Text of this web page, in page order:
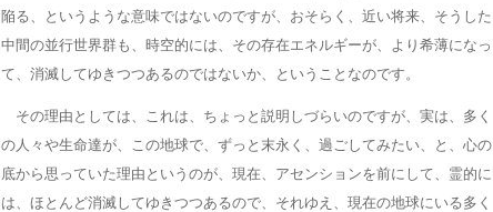
陥る、というような意味ではないのですが、おそらく、近い将来、そうした
中間の並行世界群も、時空的には、その存在エネルギーが、より希薄になっ
て、消滅してゆきつつあるのではないか、ということなのです。
その理由としては、これは、ちょっと説明しづらいのですが、実は、多く
の人々や生命達が、この地球で、ずっと末永く、過ごしてみたい、と、心の
底から思っていた理由というのが、現在、アセンションを前にして、霊的に
は、ほとんど消滅してゆきつつあるので、それゆえ、現在の地球にいる多く